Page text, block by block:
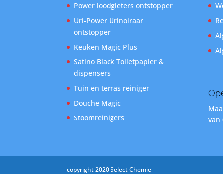
Power loodgieters ontstopper
Uri-Power Urinoiraar
ontstopper
Keuken Magic Plus
Satino Black Toiletpapier &
dispensers
Tuin en terras reiniger
Douche Magic
Stoomreinigers
van
copyright 2020 Select Chemie